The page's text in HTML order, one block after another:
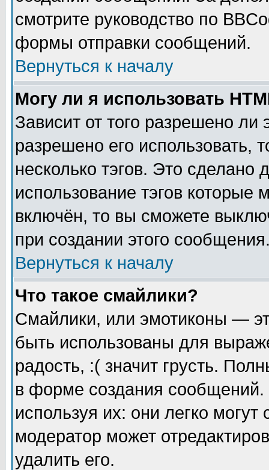
смотрите руководство по
формы отправки сообщений.
Вернуться к началу
Могу ли я использовать
Зависит от того разрешено
разрешено его использовать,
несколько тэгов. Это сделано
использование тэгов
включён, то вы сможете
при создании этого
Вернуться к началу
Что такое смайлики?
Смайлики, или эмотиконы —
быть использованы для
радость, :( значит грусть.
в форме создания сообщений.
используя их: они легко
модератор может
удалить его.